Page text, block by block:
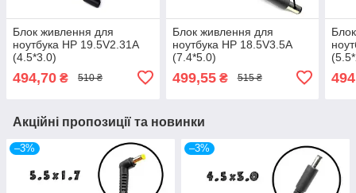
Блок живлення для
ноутбука HP 19.5V2.31A
(4.5*3.0)
494,70 ₴ 510 ₴
Блок живлення для
ноутбука HP 18.5V3.5A
(7.4*5.0)
499,55₴ 515 ₴
Акційні пропозиції та новинки
–3% –3%